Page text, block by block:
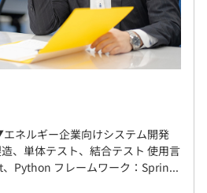
エネルギー企業向けシステム開発
、単体テスト、結合テスト 使用言
Python フレームワーク：Sprin...